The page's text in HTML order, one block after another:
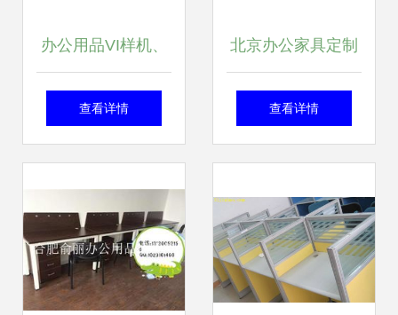
办公用品VI样机、
摄影图下载指南 一
查看详情
北京办公家具定制
工位桌椅与文件柜
查看详情